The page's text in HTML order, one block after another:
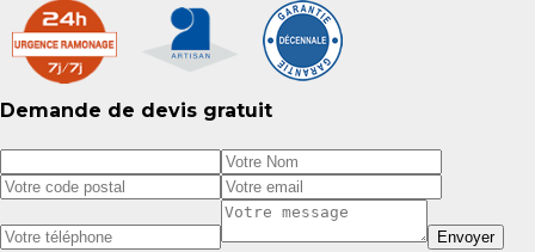
Demande de devis gratuit